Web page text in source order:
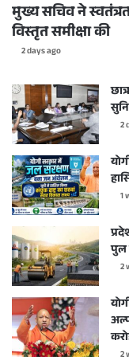
मुख्य सचिव ने
विस्तृत समीक्षा की
2 days ago
2
1
पुल
2
2